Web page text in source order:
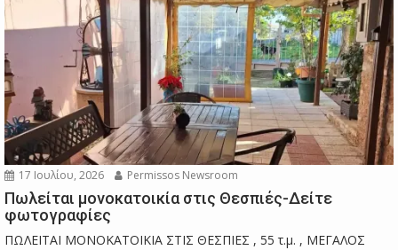
17 Ιουλίου, 2026 Permissos Newsroom
Πωλείται μονοκατοικία στις Θεσπιές-Δείτε
φωτογραφίες
ΠΩΛΕΙΤΑΙ ΜΟΝΟΚΑΤΟΙΚΙΑ ΣΤΙΣ ΘΕΣΠΙΕΣ , 55 τ.μ. , ΜΕΓΑΛΟΣ